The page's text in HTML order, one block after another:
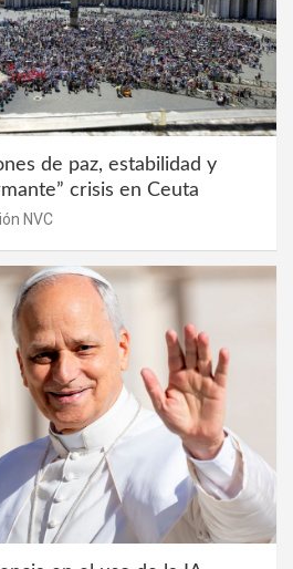
de paz, estabilidad y
crisis en Ceuta
NVC